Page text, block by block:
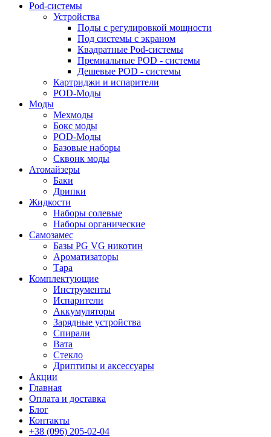
Pod-системы
Устройства
Поды с регулировкой мощности
Под системы с экраном
Квадратные Pod-системы
Премиальные POD - системы
Дешевые POD - системы
Картриджи и испарители
POD-Моды
Моды
Мехмоды
Бокс моды
POD-Моды
Базовые наборы
Сквонк моды
Атомайзеры
Баки
Дрипки
Жидкости
Наборы солевые
Наборы органические
Самозамес
Базы PG VG никотин
Ароматизаторы
Тара
Комплектующие
Инструменты
Испарители
Аккумуляторы
Зарядные устройства
Спирали
Вата
Стекло
Дриптипы и аксессуары
Акции
Главная
Оплата и доставка
Блог
Контакты
+38 (096) 205-02-04